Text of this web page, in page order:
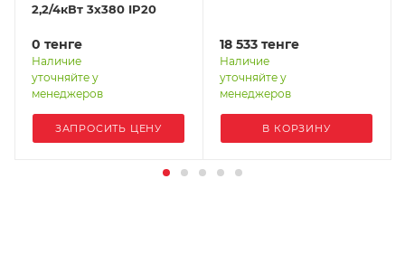
2,2/4кВт 3х380 IP20
0 тенге
Наличие
уточняйте у
менеджеров
ЗАПРОСИТЬ ЦЕНУ
18 533 тенге
Наличие
уточняйте у
менеджеров
В КОРЗИНУ